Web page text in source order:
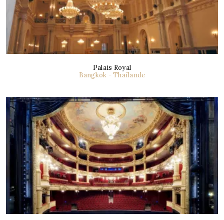
Palais Royal
Bangkok - Thaïlande